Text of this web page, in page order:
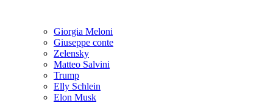
Giorgia Meloni
Giuseppe conte
Zelensky
Matteo Salvini
Trump
Elly Schlein
Elon Musk